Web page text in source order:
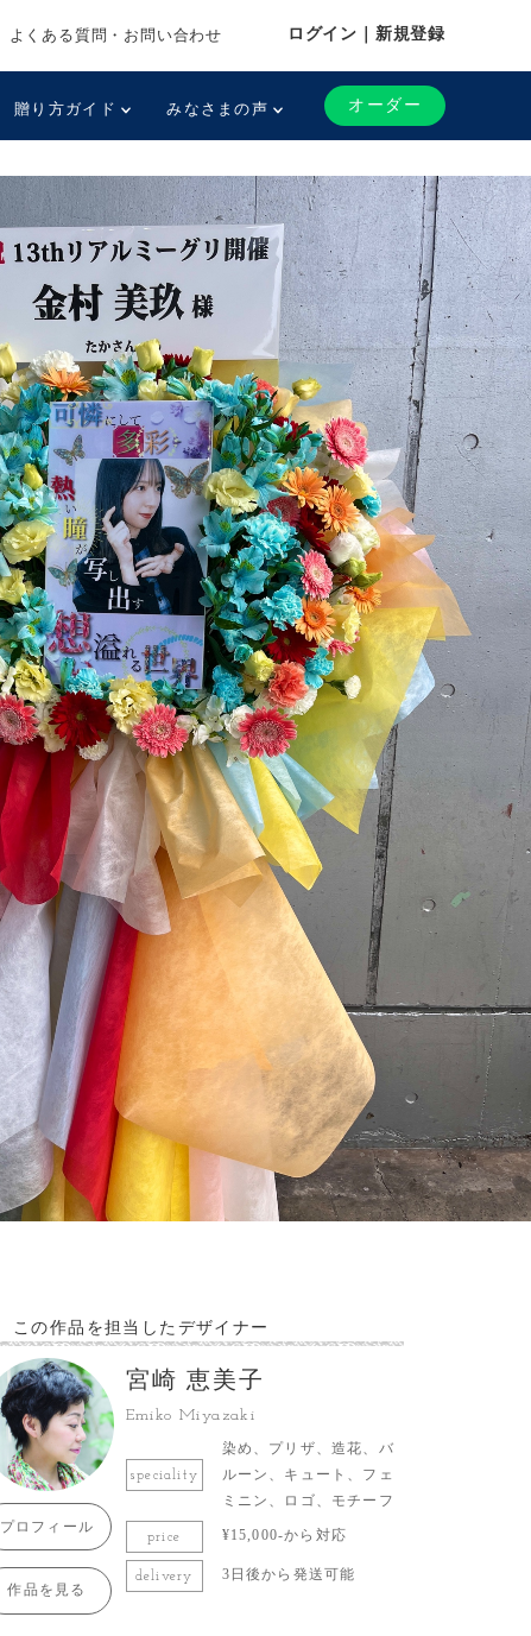
よくある質問・お問い合わせ ログイン｜新規登録
贈り方ガイド みなさまの声 オーダー
この作品を担当したデザイナー
プロフィール
作品を見る
宮崎 恵美子
Emiko Miyazaki
speciality
染め、プリザ、造花、バ
ルーン、キュート、フェ
ミニン、ロゴ、モチーフ
price ¥15,000-から対応
delivery 3日後から発送可能